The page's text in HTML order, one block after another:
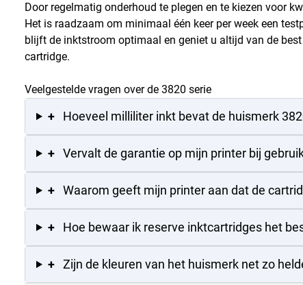
Door regelmatig onderhoud te plegen en te kiezen voor
Het is raadzaam om minimaal één keer per week een
blijft de inktstroom optimaal en geniet u altijd van de
cartridge.
Veelgestelde vragen over de 3820 serie
+ Hoeveel milliliter inkt bevat de huismerk
+ Vervalt de garantie op mijn printer bij
+ Waarom geeft mijn printer aan dat de
+ Hoe bewaar ik reserve inktcartridges het
+ Zijn de kleuren van het huismerk net zo